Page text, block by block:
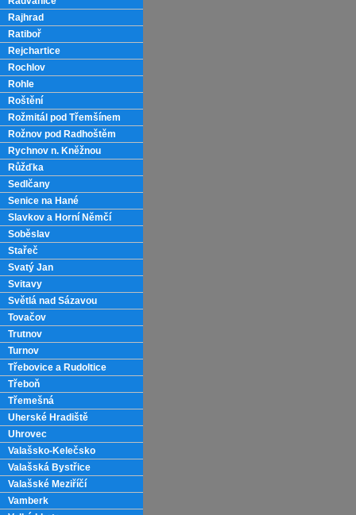
Rajhrad
Ratiboř
Rejchartice
Rochlov
Rohle
Roštění
Rožmitál pod Třemšínem
Rožnov pod Radhoštěm
Rychnov n. Kněžnou
Růžďka
Sedlčany
Senice na Hané
Slavkov a Horní Němčí
Soběslav
Stařeč
Svatý Jan
Svitavy
Světlá nad Sázavou
Tovačov
Trutnov
Turnov
Třebovice a Rudoltice
Třeboň
Třemešná
Uherské Hradiště
Uhrovec
Valašsko-Kelečsko
Valašská Bystřice
Valašské Meziříčí
Vamberk